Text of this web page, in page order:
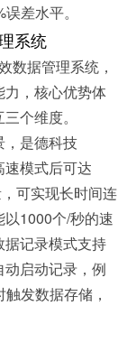
差水平。​
系统​
数据管理系统，
，核心优势体
个维度。​
，是德科技
模式后可达
可实现长时间连
1000个/秒的速
记录模式支持
启动记录，例
发数据存储，